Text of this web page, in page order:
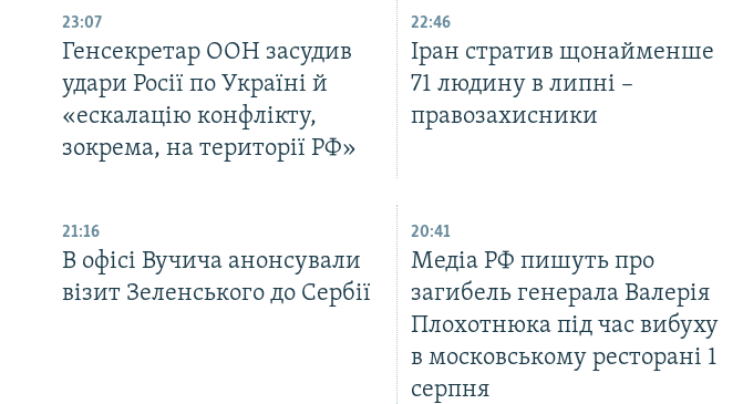
23:07
Генсекретар ООН засудив
удари Росії по Україні й
«ескалацію конфлікту,
зокрема, на території РФ»
22:46
Іран стратив щонайменше
71 людину в липні –
правозахисники
21:16
В офісі Вучича анонсували
візит Зеленського до Сербії
20:41
Медіа РФ пишуть про
загибель генерала Валерія
Плохотнюка під час вибуху
в московському ресторані 1
серпня